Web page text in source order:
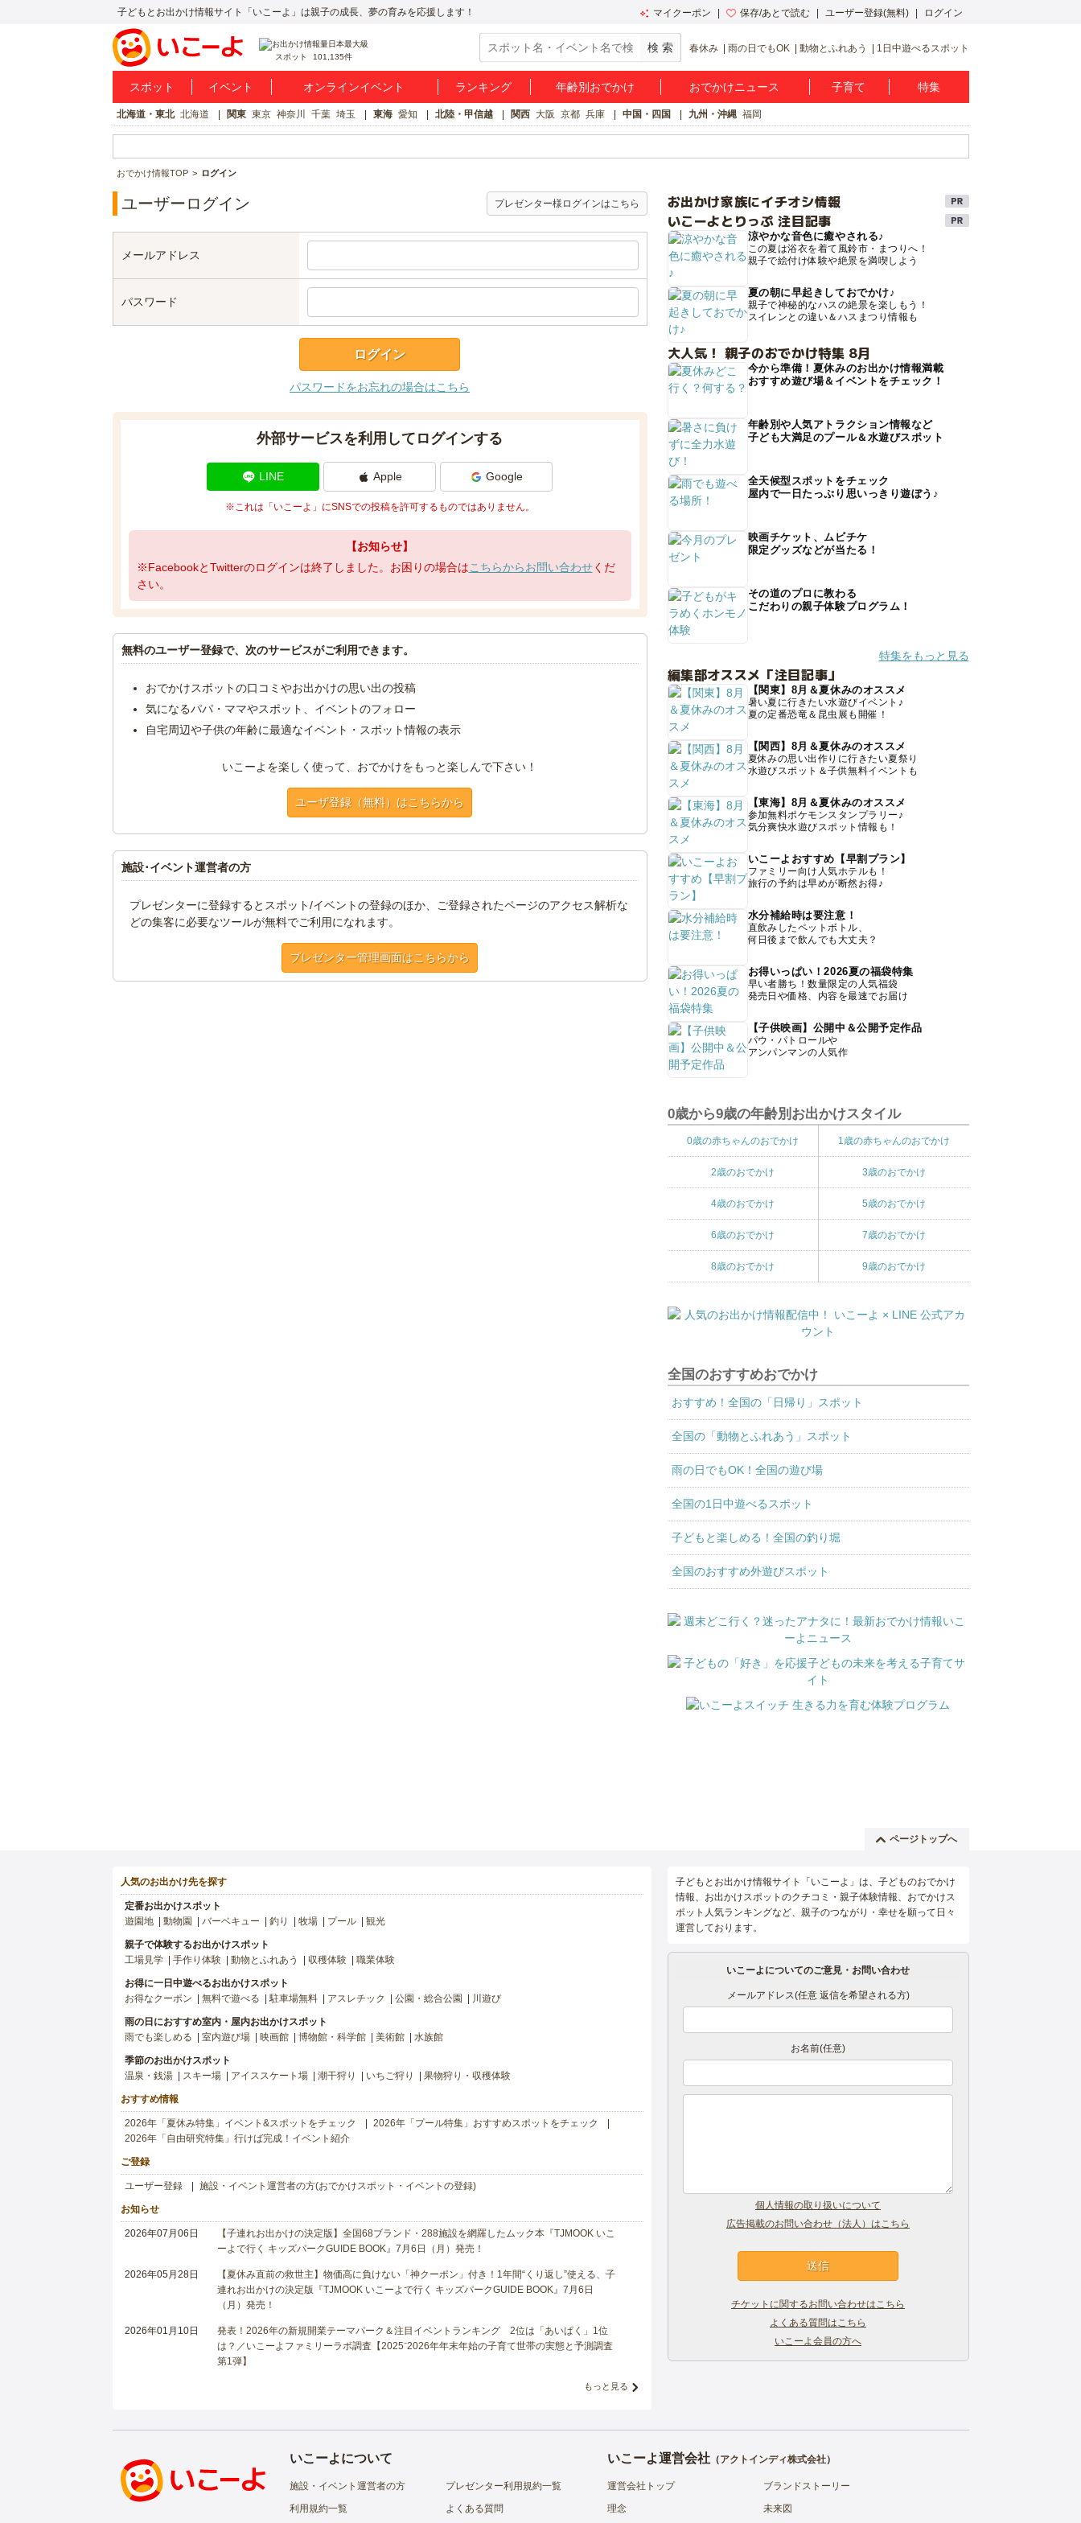
子どもとお出かけ情報サイト「いこーよ」は親子の成長、夢の育みを応援します！ マイクーポン 保存/あとで読む ユーザー登録(無料) ログイン
スポット 101,135件
春休み 雨の日でもOK 動物とふれあう 1日中遊べるスポット
スポット イベント オンラインイベント ランキング 年齢別おでかけ おでかけニュース 子育て 特集
北海道・東北 北海道 関東 東京 神奈川 千葉 埼玉 東海 愛知 北陸・甲信越 関西 大阪 京都 兵庫 中国・四国 九州・沖縄 福岡
おでかけ情報TOP ログイン
ユーザーログイン プレゼンター様ログインはこちら
メールアドレス
パスワード
パスワードをお忘れの場合はこちら
外部サービスを利用してログインする
LINE Apple Google
※これは「いこーよ」にSNSでの投稿を許可するものではありません。
【お知らせ】
※FacebookとTwitterのログインは終了しました。お困りの場合はこちらからお問い合わせくだ
さい。
無料のユーザー登録で、次のサービスがご利用できます。
おでかけスポットの口コミやお出かけの思い出の投稿
気になるパパ・ママやスポット、イベントのフォロー
自宅周辺や子供の年齢に最適なイベント・スポット情報の表示
いこーよを楽しく使って、おでかけをもっと楽しんで下さい！
ユーザ登録（無料）はこちらから
施設･イベント運営者の方
プレゼンターに登録するとスポット/イベントの登録のほか、ご登録されたページのアクセス解析な
どの集客に必要なツールが無料でご利用になれます。
プレゼンター管理画面はこちらから
お出かけ家族にイチオシ情報
いこーよとりっぷ 注目記事
涼やかな音色に癒やされる♪
この夏は浴衣を着て風鈴市・まつりへ！
親子で絵付け体験や絶景を満喫しよう
夏の朝に早起きしておでかけ♪
親子で神秘的なハスの絶景を楽しもう！
スイレンとの違い＆ハスまつり情報も
大人気！ 親子のおでかけ特集 8月
今から準備！夏休みのお出かけ情報満載
おすすめ遊び場＆イベントをチェック！
年齢別や人気アトラクション情報など
子ども大満足のプール＆水遊びスポット
全天候型スポットをチェック
屋内で一日たっぷり思いっきり遊ぼう♪
映画チケット、ムビチケ
限定グッズなどが当たる！
その道のプロに教わる
こだわりの親子体験プログラム！
特集をもっと見る
編集部オススメ「注目記事」
【関東】8月＆夏休みのオススメ
暑い夏に行きたい水遊びイベント♪
夏の定番恐竜＆昆虫展も開催！
【関西】8月＆夏休みのオススメ
夏休みの思い出作りに行きたい夏祭り
水遊びスポット＆子供無料イベントも
【東海】8月＆夏休みのオススメ
参加無料ポケモンスタンプラリー♪
気分爽快水遊びスポット情報も！
いこーよおすすめ【早割プラン】
ファミリー向け人気ホテルも！
旅行の予約は早めが断然お得♪
水分補給時は要注意！
直飲みしたペットボトル、
何日後まで飲んでも大丈夫？
お得いっぱい！2026夏の福袋特集
早い者勝ち！数量限定の人気福袋
発売日や価格、内容を最速でお届け
【子供映画】公開中＆公開予定作品
パウ・パトロールや
アンパンマンの人気作
0歳から9歳の年齢別お出かけスタイル
0歳の赤ちゃんのおでかけ 1歳の赤ちゃんのおでかけ
2歳のおでかけ 3歳のおでかけ
4歳のおでかけ 5歳のおでかけ
6歳のおでかけ 7歳のおでかけ
8歳のおでかけ 9歳のおでかけ
全国のおすすめおでかけ
おすすめ！全国の「日帰り」スポット
全国の「動物とふれあう」スポット
雨の日でもOK！全国の遊び場
全国の1日中遊べるスポット
子どもと楽しめる！全国の釣り堀
全国のおすすめ外遊びスポット
ページトップへ
人気のお出かけ先を探す
定番お出かけスポット
遊園地
動物園 バーベキュー 釣り 牧場 プール 観光
親子で体験するお出かけスポット
工場見学
手作り体験 動物とふれあう 収穫体験 職業体験
お得に一日中遊べるお出かけスポット
お得なクーポン
無料で遊べる 駐車場無料 アスレチック 公園・総合公園 川遊び
雨の日におすすめ室内・屋内お出かけスポット
雨でも楽しめる
室内遊び場 映画館 博物館・科学館 美術館 水族館
季節のお出かけスポット
温泉・銭湯
スキー場 アイススケート場 潮干狩り いちご狩り 果物狩り・収穫体験
おすすめ情報
2026年「夏休み特集」イベント&スポットをチェック
2026年「プール特集」おすすめスポットをチェック
2026年「自由研究特集」行けば完成！イベント紹介
ご登録
ユーザー登録 施設・イベント運営者の方(おでかけスポット・イベントの登録)
お知らせ
2026年07月06日
【子連れお出かけの決定版】全国68ブランド・288施設を網羅したムック本『TJMOOK いこ
ーよで行く キッズパークGUIDE BOOK』7月6日（月）発売！
2026年05月28日
【夏休み直前の救世主】物価高に負けない「神クーポン」付き！1年間“くり返し”使える、子
連れお出かけの決定版『TJMOOK いこーよで行く キッズパークGUIDE BOOK』7月6日
（月）発売！
2026年01月10日
発表！2026年の新規開業テーマパーク＆注目イベントランキング 2位は「あいぱく」1位
は？／いこーよファミリーラボ調査【2025⁻2026年年末年始の子育て世帯の実態と予測調査
第1弾】
もっと見る
子どもとお出かけ情報サイト「いこーよ」は、子どものおでかけ
情報、お出かけスポットのクチコミ・親子体験情報、おでかけス
ポット人気ランキングなど、親子のつながり・幸せを願って日々
運営しております。
いこーよについてのご意見・お問い合わせ
メールアドレス(任意 返信を希望される方)
お名前(任意)
個人情報の取り扱いについて
広告掲載のお問い合わせ（法人）はこちら
チケットに関するお問い合わせはこちら
よくある質問はこちら
いこーよ会員の方へ
いこーよについて
施設・イベント運営者の方
プレゼンター利用規約一覧
利用規約一覧
よくある質問
いこーよ運営会社（アクトインディ株式会社）
運営会社トップ
ブランドストーリー
理念
未来図